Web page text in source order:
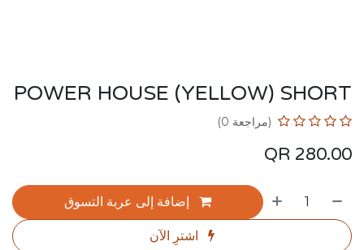
POWER HOUSE (YELLOW) SHORT
(مراجعة 0)
280.00
إضافة إلى عربة التسوق
اشترِ الآن